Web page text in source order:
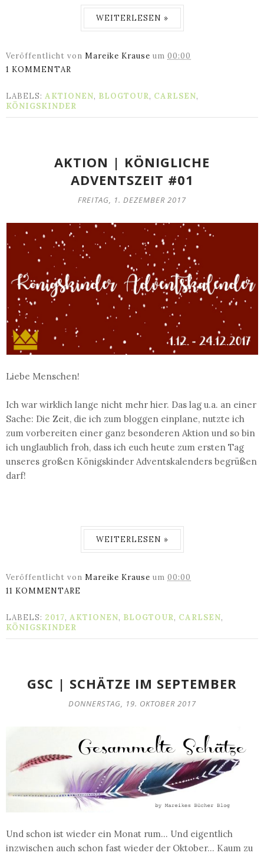
WEITERLESEN »
Veröffentlicht von Mareike Krause um 00:00
1 KOMMENTAR
LABELS: AKTIONEN, BLOGTOUR, CARLSEN,
KÖNIGSKINDER
AKTION | KÖNIGLICHE
ADVENTSZEIT #01
FREITAG, 1. DEZEMBER 2017
Liebe Menschen!
Ich war wirklich lange nicht mehr hier. Das lag u.a. an einer
Sache: Die Zeit, die ich zum bloggen einplane, nutzte ich
zum vorbereiten einer ganz besonderen Aktion und so bin
ich unglaublich froh, dass ich euch heute zum ersten Tag
unseres großen Königskinder Adventskalenders begrüßen
darf!
WEITERLESEN »
Veröffentlicht von Mareike Krause um 00:00
11 KOMMENTARE
LABELS: 2017, AKTIONEN, BLOGTOUR, CARLSEN,
KÖNIGSKINDER
GSC | SCHÄTZE IM SEPTEMBER
DONNERSTAG, 19. OKTOBER 2017
Und schon ist wieder ein Monat rum... Und eigentlich
inzwischen auch schon fast wieder der Oktober... Kaum zu